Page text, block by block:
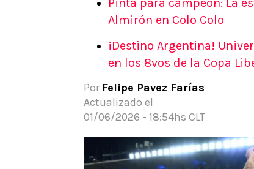
Pronósticos
Apuesta del día
Apuestas Mundial 2026
Almirón en Colo Colo
¡Destino Argentina!
en los 8vos de la Copa
Por Felipe Pavez Farías
Actualizado el
01/06/2026 - 18:54hs CLT